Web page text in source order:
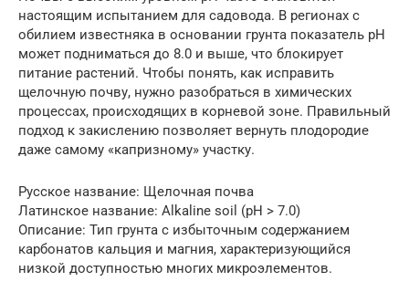
настоящим испытанием для садовода. В регионах с
обилием известняка в основании грунта показатель pH
может подниматься до 8.0 и выше, что блокирует
питание растений. Чтобы понять, как исправить
щелочную почву, нужно разобраться в химических
процессах, происходящих в корневой зоне. Правильный
подход к закислению позволяет вернуть плодородие
даже самому «капризному» участку.
Русское название: Щелочная почва
Латинское название: Alkaline soil (pH > 7.0)
Описание: Тип грунта с избыточным содержанием
карбонатов кальция и магния, характеризующийся
низкой доступностью многих микроэлементов.